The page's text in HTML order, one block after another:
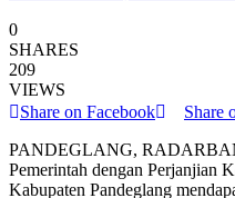
0
SHARES
209
VIEWS
Share on Facebook
Share
PANDEGLANG,
Pemerintah dengan Perjanjian
Kabupaten Pandeglang